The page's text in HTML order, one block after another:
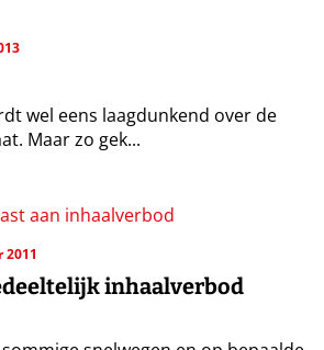
wel eens laagdunkend over de
Maar zo gek...
2011
inhaalverbod